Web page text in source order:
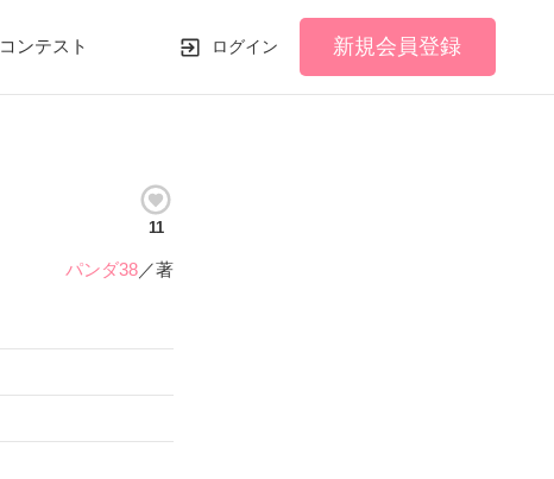
コンテスト ログイン 新規会員登録
11
パンダ38／著